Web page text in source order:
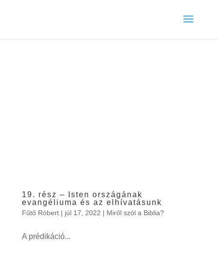
19. rész – Isten országának
evangéliuma és az elhívatásunk
Fűtő Róbert| júl 17, 2022 | Miről szól a Biblia?
A prédikáció...